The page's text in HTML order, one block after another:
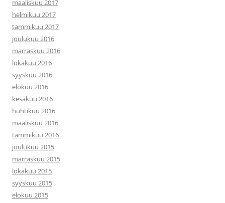
maaliskuu 2017
helmikuu 2017
tammikuu 2017
joulukuu 2016
marraskuu 2016
lokakuu 2016
syyskuu 2016
elokuu 2016
kesäkuu 2016
huhtikuu 2016
maaliskuu 2016
tammikuu 2016
joulukuu 2015
marraskuu 2015
lokakuu 2015
syyskuu 2015
elokuu 2015